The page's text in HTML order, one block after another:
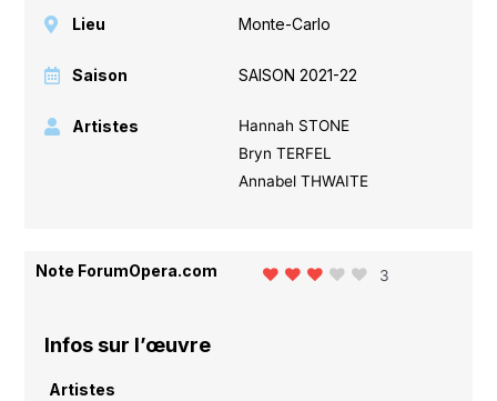
Lieu Monte-Carlo
Saison SAISON 2021-22
Artistes
Hannah STONE
Bryn TERFEL
Annabel THWAITE
Note ForumOpera.com 3
Infos sur l’œuvre
Artistes